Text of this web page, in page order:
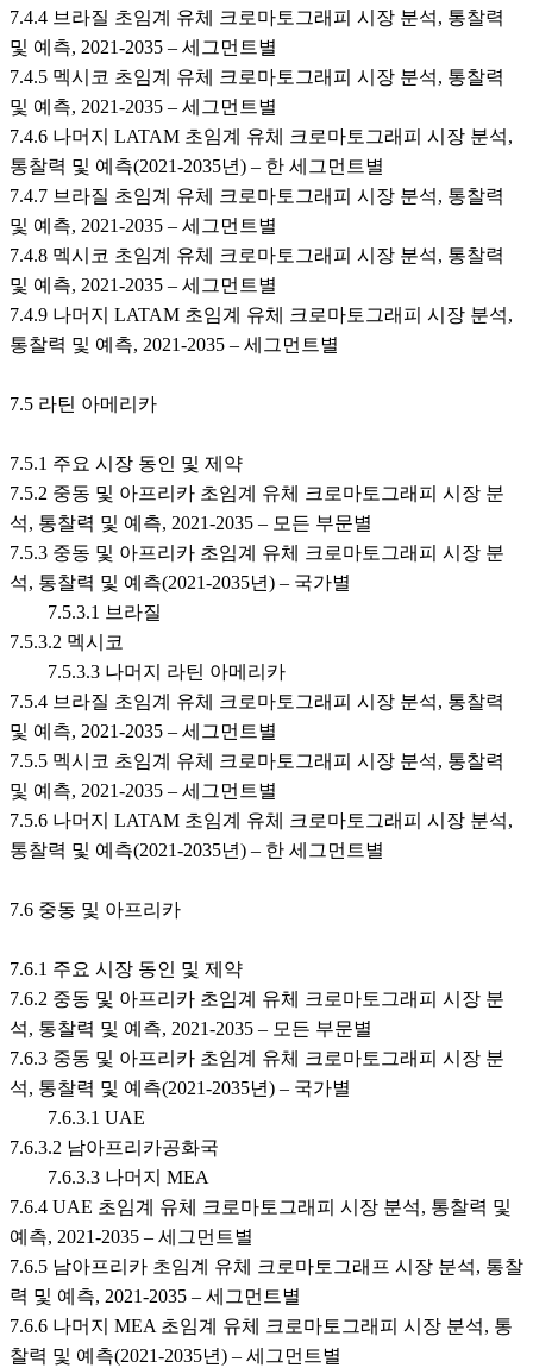
7.4.4 브라질 초임계 유체 크로마토그래피 시장 분석, 통찰력
및 예측, 2021-2035 – 세그먼트별
7.4.5 멕시코 초임계 유체 크로마토그래피 시장 분석, 통찰력
및 예측, 2021-2035 – 세그먼트별
7.4.6 나머지 LATAM 초임계 유체 크로마토그래피 시장 분석,
통찰력 및 예측(2021-2035년) – 한 세그먼트별
7.4.7 브라질 초임계 유체 크로마토그래피 시장 분석, 통찰력
및 예측, 2021-2035 – 세그먼트별
7.4.8 멕시코 초임계 유체 크로마토그래피 시장 분석, 통찰력
및 예측, 2021-2035 – 세그먼트별
7.4.9 나머지 LATAM 초임계 유체 크로마토그래피 시장 분석,
통찰력 및 예측, 2021-2035 – 세그먼트별
7.5 라틴 아메리카
7.5.1 주요 시장 동인 및 제약
7.5.2 중동 및 아프리카 초임계 유체 크로마토그래피 시장 분
석, 통찰력 및 예측, 2021-2035 – 모든 부문별
7.5.3 중동 및 아프리카 초임계 유체 크로마토그래피 시장 분
석, 통찰력 및 예측(2021-2035년) – 국가별
7.5.3.1 브라질
7.5.3.2 멕시코
7.5.3.3 나머지 라틴 아메리카
7.5.4 브라질 초임계 유체 크로마토그래피 시장 분석, 통찰력
및 예측, 2021-2035 – 세그먼트별
7.5.5 멕시코 초임계 유체 크로마토그래피 시장 분석, 통찰력
및 예측, 2021-2035 – 세그먼트별
7.5.6 나머지 LATAM 초임계 유체 크로마토그래피 시장 분석,
통찰력 및 예측(2021-2035년) – 한 세그먼트별
7.6 중동 및 아프리카
7.6.1 주요 시장 동인 및 제약
7.6.2 중동 및 아프리카 초임계 유체 크로마토그래피 시장 분
석, 통찰력 및 예측, 2021-2035 – 모든 부문별
7.6.3 중동 및 아프리카 초임계 유체 크로마토그래피 시장 분
석, 통찰력 및 예측(2021-2035년) – 국가별
7.6.3.1 UAE
7.6.3.2 남아프리카공화국
7.6.3.3 나머지 MEA
7.6.4 UAE 초임계 유체 크로마토그래피 시장 분석, 통찰력 및
예측, 2021-2035 – 세그먼트별
7.6.5 남아프리카 초임계 유체 크로마토그래프 시장 분석, 통찰
력 및 예측, 2021-2035 – 세그먼트별
7.6.6 나머지 MEA 초임계 유체 크로마토그래피 시장 분석, 통
찰력 및 예측(2021-2035년) – 세그먼트별